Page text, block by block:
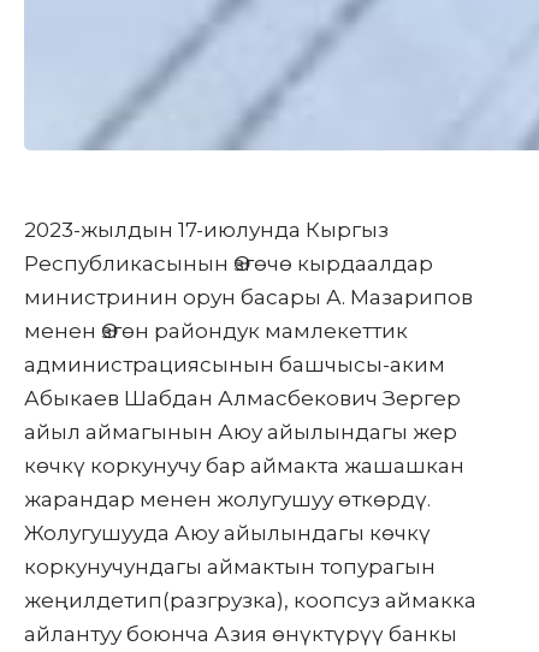
2023-жылдын 17-июлунда Кыргыз
Республикасынын Өзгөчө кырдаалдар
министринин орун басары А. Мазарипов
менен Өзгөн райондук мамлекеттик
администрациясынын башчысы-аким
Абыкаев Шабдан Алмасбекович Зергер
айыл аймагынын Аюу айылындагы жер
көчкү коркунучу бар аймакта жашашкан
жарандар менен жолугушуу өткөрдү.
Жолугушууда Аюу айылындагы көчкү
коркунучундагы аймактын топурагын
жеңилдетип(разгрузка), коопсуз аймакка
айлантуу боюнча Азия өнүктүрүү банкы